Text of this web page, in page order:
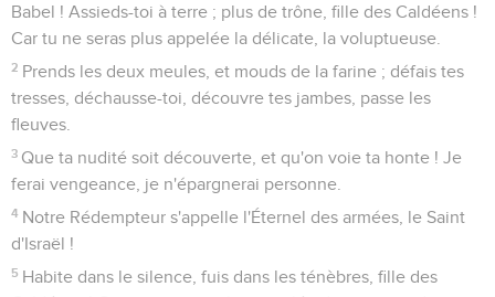
Babel ! Assieds-toi à terre ; plus de trône, fille des Caldéens !
Car tu ne seras plus appelée la délicate, la voluptueuse.
2 Prends les deux meules, et mouds de la farine ; défais tes
tresses, déchausse-toi, découvre tes jambes, passe les
fleuves.
3 Que ta nudité soit découverte, et qu'on voie ta honte ! Je
ferai vengeance, je n'épargnerai personne.
4 Notre Rédempteur s'appelle l'Éternel des armées, le Saint
d'Israël !
5 Habite dans le silence, fuis dans les ténèbres, fille des